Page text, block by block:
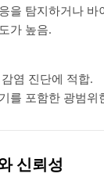
을 탐지하거나 바
가 높음.
염 진단에 적합.
를 포함한 광범위
신뢰성